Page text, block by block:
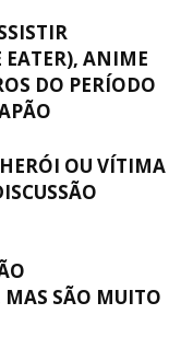
ANIME
DO PERÍODO
OU VÍTIMA
MAS SÃO MUITO